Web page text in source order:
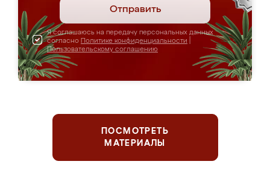
Отправить
Я соглашаюсь на передачу персональных данных
согласно Политике конфиденциальности
Пользовательскому соглашению
ПОСМОТРЕТЬ
МАТЕРИАЛЫ